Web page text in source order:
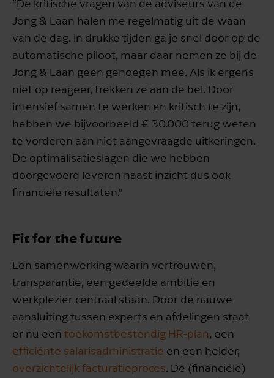
“De kritische vragen van de adviseurs van de
Jong & Laan halen me regelmatig uit de waan
van de dag. In drukke tijden ga je snel door op de
automatische piloot, maar daar nemen ze bij de
Jong & Laan geen genoegen mee. Als ik ergens
niet op reageer, trekken ze aan de bel. Door
intensief samen te werken en kritisch te zijn,
hebben we bijvoorbeeld € 30.000 terug weten
te vorderen aan niet aangevraagde uitkeringen.
De optimalisatieslagen die we hebben
doorgevoerd leveren naast inzicht dus ook
financiële resultaten.”
Fit for the future
Een samenwerking waarin vertrouwen,
transparantie, een gedeelde ambitie en
werkplezier centraal staan. Door de nauwe
aansluiting tussen experts en afdelingen staat
er nu een toekomstbestendig HR-plan, een
efficiënte salarisadministratie en een helder,
overzichtelijk facturatieproces. De (financiële)